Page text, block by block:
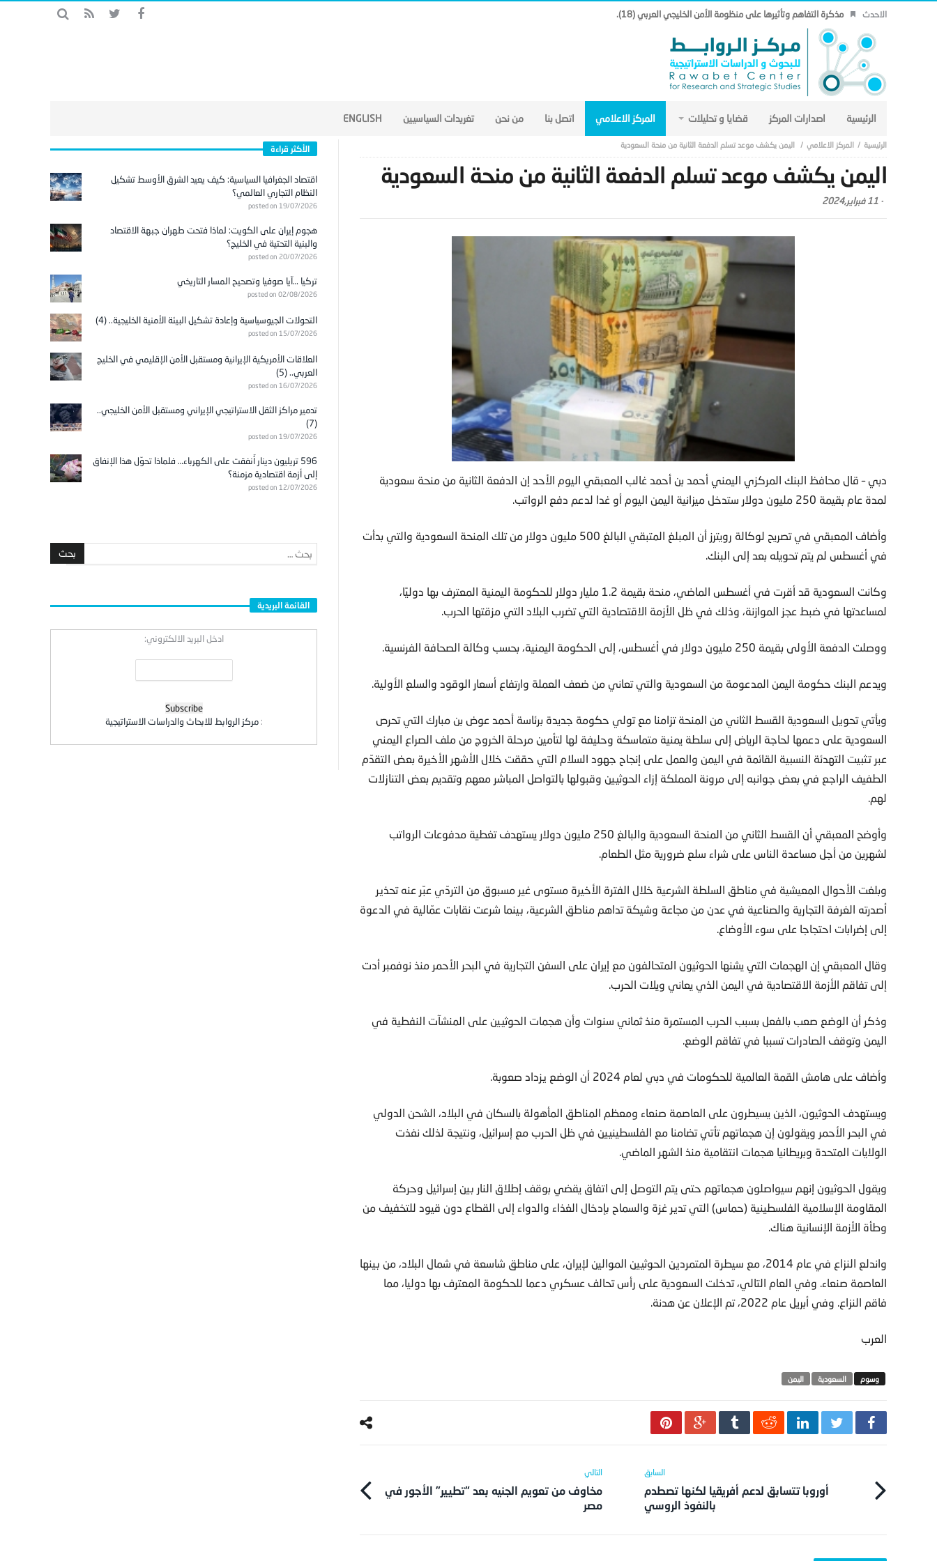
الاحدث مذكرة التفاهم وتأثيرها على منظومة الأمن الخليجي العربي (18).
الرئيسية اصدارات المركز قضايا و تحليلات المركز الاعلامي اتصل بنا من نحن تغريدات السياسيين ENGLISH
المركز الاعلامي اليمن يكشف موعد تسلم الدفعة الثانية من منحة السعودية
اليمن يكشف موعد تسلم الدفعة الثانية من منحة السعودية
- 11 فبراير,2024
دبي – قال محافظ البنك المركزي اليمني أحمد بن أحمد غالب المعبقي اليوم الأحد إن الدفعة الثانية من منحة سعودية
لمدة عام بقيمة 250 مليون دولار ستدخل ميزانية اليمن اليوم أو غدا لدعم دفع الرواتب.
وأضاف المعبقي في تصريح لوكالة رويترز أن المبلغ المتبقي البالغ 500 مليون دولار من تلك المنحة السعودية والتي بدأت
في أغسطس لم يتم تحويله بعد إلى البنك.
وكانت السعودية قد أقرت في أغسطس الماضي، منحة بقيمة 1.2 مليار دولار للحكومة اليمنية المعترف بها دوليًا،
لمساعدتها في ضبط عجز الموازنة، وذلك في ظل الأزمة الاقتصادية التي تضرب البلاد التي مزقتها الحرب.
ووصلت الدفعة الأولى بقيمة 250 مليون دولار في أغسطس، إلى الحكومة اليمنية، بحسب وكالة الصحافة الفرنسية.
ويدعم البنك حكومة اليمن المدعومة من السعودية والتي تعاني من ضعف العملة وارتفاع أسعار الوقود والسلع الأولية.
ويأتي تحويل السعودية القسط الثاني من المنحة تزامنا مع تولي حكومة جديدة برئاسة أحمد عوض بن مبارك التي تحرص
السعودية على دعمها لحاجة الرياض إلى سلطة يمنية متماسكة وحليفة لها لتأمين مرحلة الخروج من ملف الصراع اليمني
عبر تثبيت التهدئة النسبية القائمة في اليمن والعمل على إنجاح جهود السلام التي حققت خلال الأشهر الأخيرة بعض التقدّم
الطفيف الراجع في بعض جوانبه إلى مرونة المملكة إزاء الحوثيين وقبولها بالتواصل المباشر معهم وتقديم بعض التنازلات
لهم.
وأوضح المعبقي أن القسط الثاني من المنحة السعودية والبالغ 250 مليون دولار يستهدف تغطية مدفوعات الرواتب
لشهرين من أجل مساعدة الناس على شراء سلع ضرورية مثل الطعام.
وبلغت الأحوال المعيشية في مناطق السلطة الشرعية خلال الفترة الأخيرة مستوى غير مسبوق من التردّي عبّر عنه تحذير
أصدرته الغرفة التجارية والصناعية في عدن من مجاعة وشيكة تداهم مناطق الشرعية، بينما شرعت نقابات عمّالية في الدعوة
إلى إضرابات احتجاجا على سوء الأوضاع.
وقال المعبقي إن الهجمات التي يشنها الحوثيون المتحالفون مع إيران على السفن التجارية في البحر الأحمر منذ نوفمبر أدت
إلى تفاقم الأزمة الاقتصادية في اليمن الذي يعاني ويلات الحرب.
وذكر أن الوضع صعب بالفعل بسبب الحرب المستمرة منذ ثماني سنوات وأن هجمات الحوثيين على المنشآت النفطية في
اليمن وتوقف الصادرات تسببا في تفاقم الوضع.
وأضاف على هامش القمة العالمية للحكومات في دبي لعام 2024 أن الوضع يزداد صعوبة.
ويستهدف الحوثيون، الذين يسيطرون على العاصمة صنعاء ومعظم المناطق المأهولة بالسكان في البلاد، الشحن الدولي
في البحر الأحمر ويقولون إن هجماتهم تأتي تضامنا مع الفلسطينيين في ظل الحرب مع إسرائيل، ونتيجة لذلك نفذت
الولايات المتحدة وبريطانيا هجمات انتقامية منذ الشهر الماضي.
ويقول الحوثيون إنهم سيواصلون هجماتهم حتى يتم التوصل إلى اتفاق يقضي بوقف إطلاق النار بين إسرائيل وحركة
المقاومة الإسلامية الفلسطينية (حماس) التي تدير غزة والسماح بإدخال الغذاء والدواء إلى القطاع دون قيود للتخفيف من
وطأة الأزمة الإنسانية هناك.
واندلع النزاع في عام 2014، مع سيطرة المتمردين الحوثيين الموالين لإيران، على مناطق شاسعة في شمال البلاد، من بينها
العاصمة صنعاء. وفي العام التالي، تدخلت السعودية على رأس تحالف عسكري دعما للحكومة المعترف بها دوليا، مما
فاقم النزاع. وفي أبريل عام 2022، تم الإعلان عن هدنة.
العرب
السعودية اليمن
أوروبا تتسابق لدعم أفريقيا لكنها تصطدم
بالنفوذ الروسي
مخاوف من تعويم الجنيه بعد “تطيير” الأجور في
مصر
الأكثر قراءة
اقتصاد الجغرافيا السياسية: كيف يعيد الشرق الأوسط تشكيل
النظام التجاري العالمي؟
posted on 19/07/2026
هجوم إيران على الكويت: لماذا فتحت طهران جبهة الاقتصاد
والبنية التحتية في الخليج؟
posted on 20/07/2026
تركيا …آيا صوفيا وتصحيح المسار التاريخي
posted on 02/08/2026
التحولات الجيوسياسية وإعادة تشكيل البيئة الأمنية الخليجية.. (4)
posted on 15/07/2026
العلاقات الأمريكية الإيرانية ومستقبل الأمن الإقليمي في الخليج
العربي.. (5)
posted on 16/07/2026
تدمير مراكز الثقل الاستراتيجي الإيراني ومستقبل الأمن الخليجي..
(7)
posted on 19/07/2026
596 تريليون دينار أُنفقت على الكهرباء… فلماذا تحوّل هذا الإنفاق
إلى أزمة اقتصادية مزمنة؟
posted on 12/07/2026
القائمة البريدية
ادخل البريد الالكتروني:
:مركز الروابط للابحاث والدراسات الاستراتيجية